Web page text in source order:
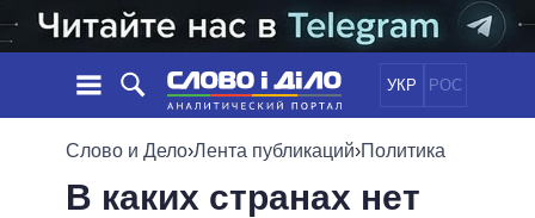
УКР РОС
НОВОСТИ
ЛЕНТА
ПОЛИТИКА
ОБЕЩАНИЯ
Слово и Дело›Лента публикаций›Политика
В каких странах нет